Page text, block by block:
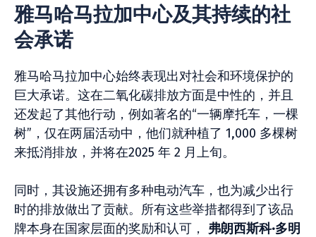
雅马哈马拉加中心及其持续的社
会承诺
雅马哈马拉加中心始终表现出对社会和环境保护的
巨大承诺。这在二氧化碳排放方面是中性的，并且
还发起了其他行动，例如著名的“一辆摩托车，一棵
树”，仅在两届活动中，他们就种植了 1,000 多棵树
来抵消排放，并将在2025 年 2 月上旬。
同时，其设施还拥有多种电动汽车，也为减少出行
时的排放做出了贡献。所有这些举措都得到了该品
牌本身在国家层面的奖励和认可， 弗朗西斯科·多明